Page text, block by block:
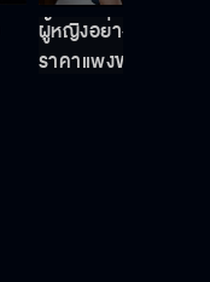
ผู้หญิงอย่างเธอ ไม่น่
ราคาแพงขนาดนี้